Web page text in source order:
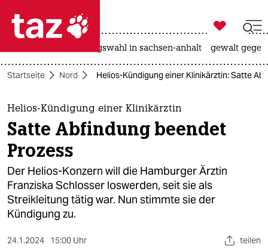
 taz zahl ich
taz zahl ich
themen
politik
öko
gesellschaft
kultur
sport

taz zahl ich
landtagswahl in sachsen-anhalt gewalt
Startseite Nord Helios-Kündigung einer Klinikärztin: Satte
Helios-Kündigung einer Klinikärztin
Satte Abfindung beendet
Prozess
Der Helios-Konzern will die Hamburger Ärztin
Franziska Schlosser loswerden, seit sie als
Streikleitung tätig war. Nun stimmte sie der
Kündigung zu.
24.1.2024 15:00 Uhr teilen